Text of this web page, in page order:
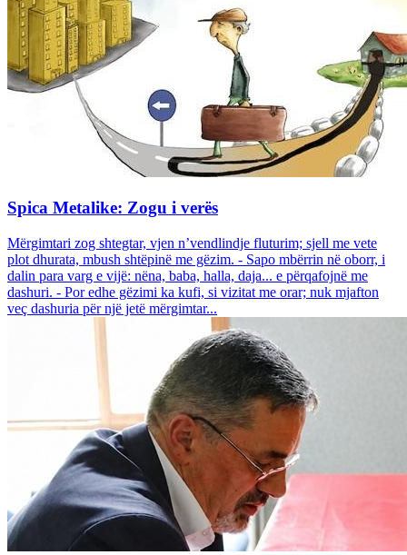
Spica Metalike: Zogu i verës
Mërgimtari zog shtegtar, vjen n’vendlindje fluturim; sjell me vete
plot dhurata, mbush shtëpinë me gëzim. - Sapo mbërrin në oborr, i
dalin para varg e vijë: nëna, baba, halla, daja... e përqafojnë me
dashuri. - Por edhe gëzimi ka kufi, si vizitat me orar; nuk mjafton
veç dashuria për një jetë mërgimtar...